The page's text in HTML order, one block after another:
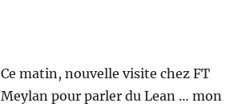
Ce matin, nouvelle visite chez FT
Meylan pour parler du Lean … mon